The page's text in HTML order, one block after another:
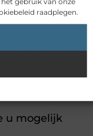
raadplegen.
u mogelijk